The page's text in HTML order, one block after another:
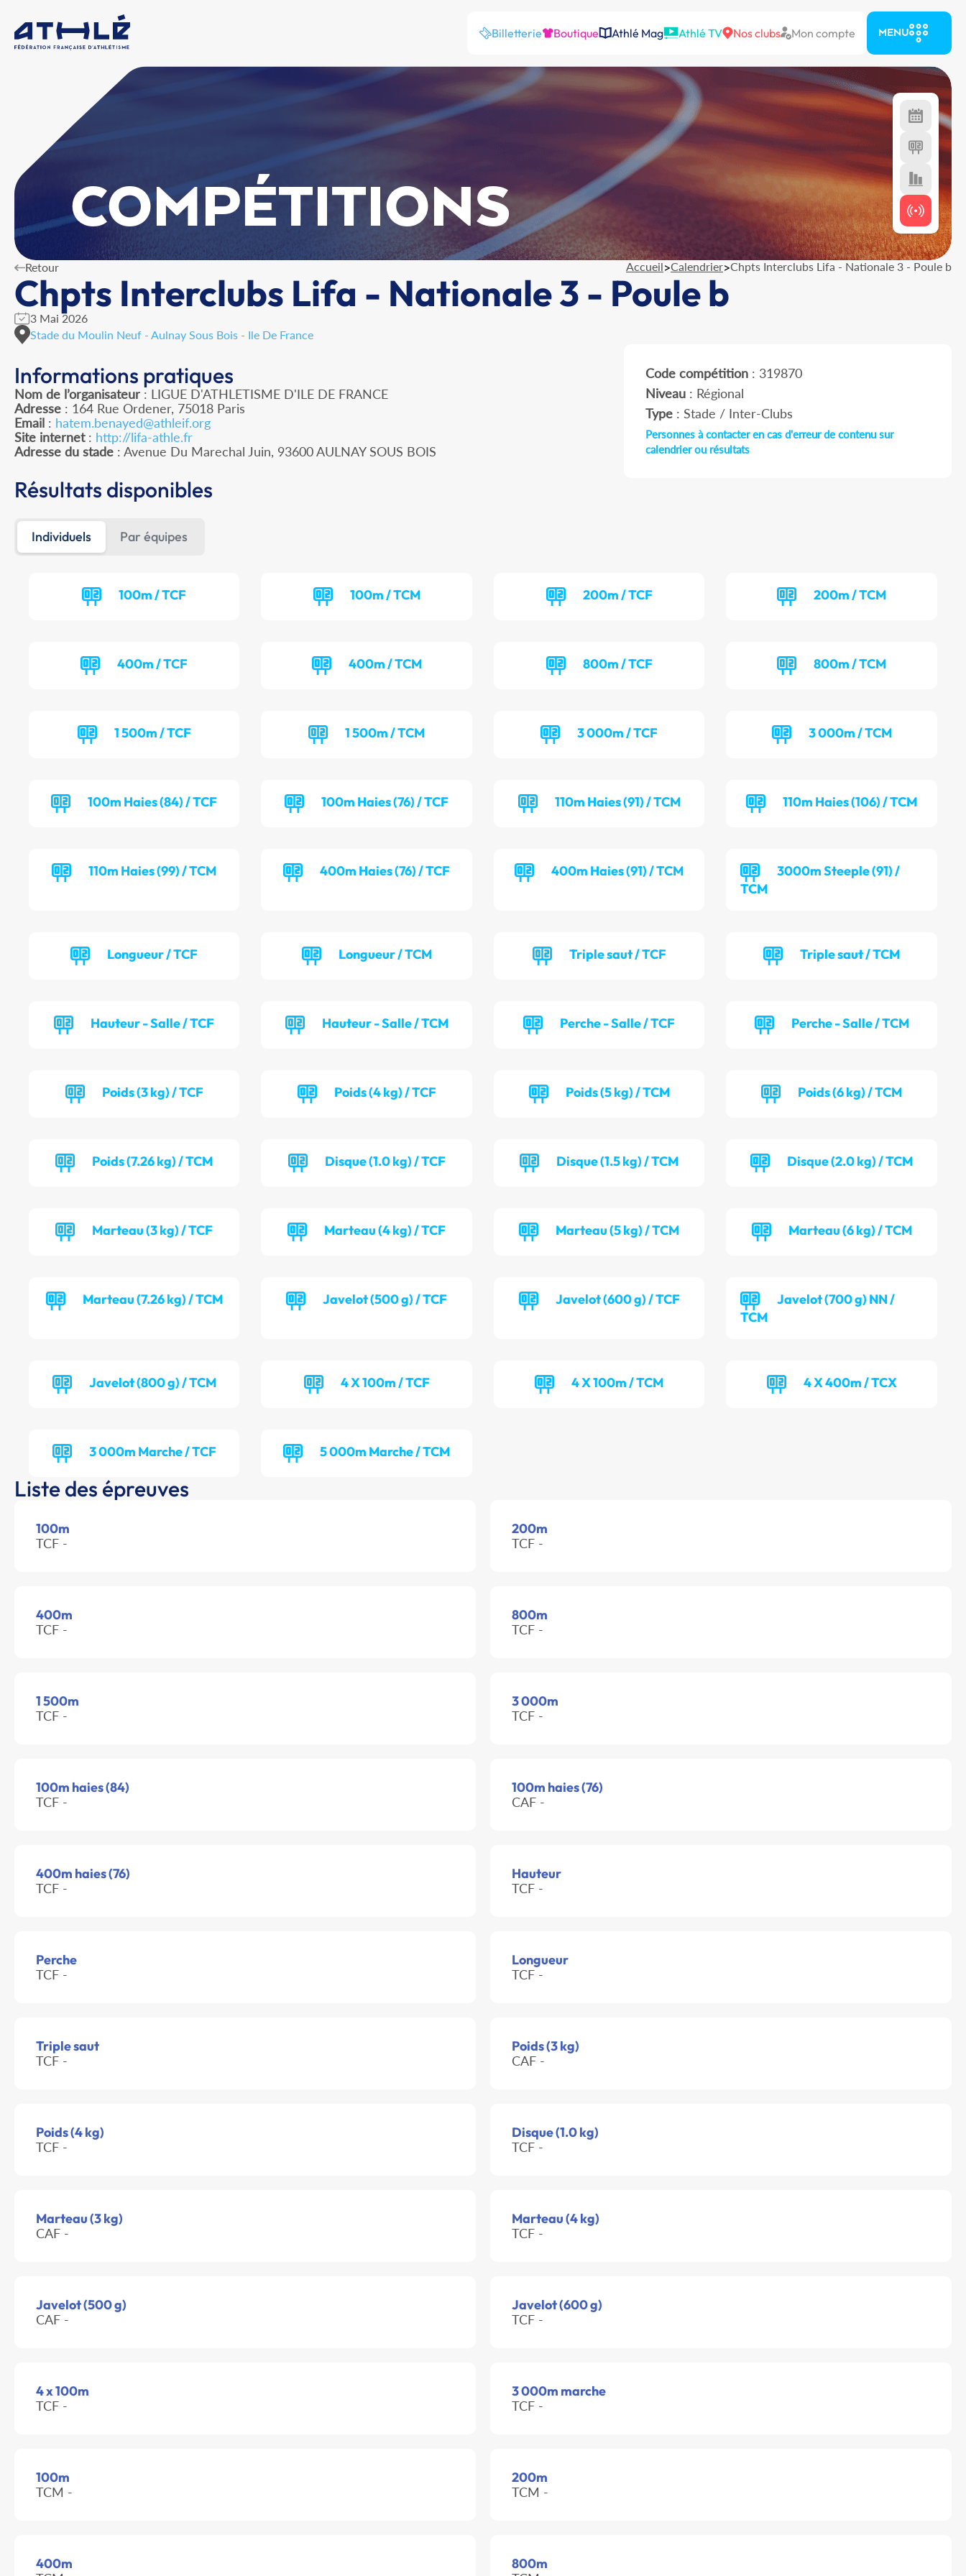
Billetterie Boutique Athlé Mag Athlé TV Nos clubs Mon compte MENU
COMPÉTITIONS
Retour Accueil>Calendrier>Chpts Interclubs Lifa - Nationale 3 - Poule b
Chpts Interclubs Lifa - Nationale 3 - Poule b
3 Mai 2026
Stade du Moulin Neuf - Aulnay Sous Bois - Ile De France
Informations pratiques
Nom de l’organisateur : LIGUE D'ATHLETISME D'ILE DE FRANCE
Adresse : 164 Rue Ordener, 75018 Paris
Email : hatem.benayed@athleif.org
Site internet: http://lifa-athle.fr
Adresse du stade : Avenue Du Marechal Juin, 93600 AULNAY SOUS BOIS
Code compétition: 319870
Niveau: Régional
Type: Stade / Inter-Clubs
Personnes à contacter en cas d'erreur de contenu sur
calendrier ou résultats
Résultats disponibles
Individuels Par équipes
100m / TCF 100m / TCM 200m / TCF 200m / TCM
400m / TCF 400m / TCM 800m / TCF 800m / TCM
1 500m / TCF 1 500m / TCM 3 000m / TCF 3 000m / TCM
100m Haies (84) / TCF 100m Haies (76) / TCF 110m Haies (91) / TCM 110m Haies (106) / TCM
110m Haies (99) / TCM 400m Haies (76) / TCF 400m Haies (91) / TCM
3000m Steeple (91) /
TCM
Longueur / TCF Longueur / TCM Triple saut / TCF Triple saut / TCM
Hauteur - Salle / TCF Hauteur - Salle / TCM Perche - Salle / TCF Perche - Salle / TCM
Poids (3 kg) / TCF Poids (4 kg) / TCF Poids (5 kg) / TCM Poids (6 kg) / TCM
Poids (7.26 kg) / TCM Disque (1.0 kg) / TCF Disque (1.5 kg) / TCM Disque (2.0 kg) / TCM
Marteau (3 kg) / TCF Marteau (4 kg) / TCF Marteau (5 kg) / TCM Marteau (6 kg) / TCM
Marteau (7.26 kg) / TCM Javelot (500 g) / TCF Javelot (600 g) / TCF
Javelot (700 g) NN /
TCM
Javelot (800 g) / TCM 4 X 100m / TCF 4 X 100m / TCM 4 X 400m / TCX
3 000m Marche / TCF 5 000m Marche / TCM
Liste des épreuves
100m
TCF -
200m
TCF -
400m
TCF -
800m
TCF -
1 500m
TCF -
3 000m
TCF -
100m haies (84)
TCF -
100m haies (76)
CAF -
400m haies (76)
TCF -
Hauteur
TCF -
Perche
TCF -
Longueur
TCF -
Triple saut
TCF -
Poids (3 kg)
CAF -
Poids (4 kg)
TCF -
Disque (1.0 kg)
TCF -
Marteau (3 kg)
CAF -
Marteau (4 kg)
TCF -
Javelot (500 g)
CAF -
Javelot (600 g)
TCF -
4 x 100m
TCF -
3 000m marche
TCF -
100m
TCM -
200m
TCM -
400m 800m